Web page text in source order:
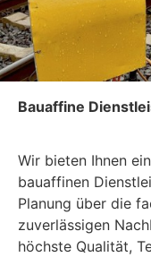
Bauaffine
Wir bieten Ihnen
bauaffinen
Planung über die
zuverlässigen
höchste Qualität,